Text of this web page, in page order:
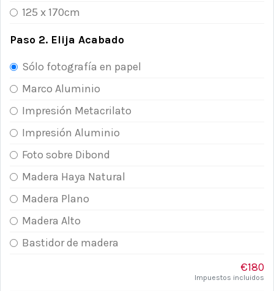
125 x 170cm
Paso 2. Elija Acabado
Sólo fotografía en papel
Marco Aluminio
Impresión Metacrilato
Impresión Aluminio
Foto sobre Dibond
Madera Haya Natural
Madera Plano
Madera Alto
Bastidor de madera
€180
Impuestos incluidos